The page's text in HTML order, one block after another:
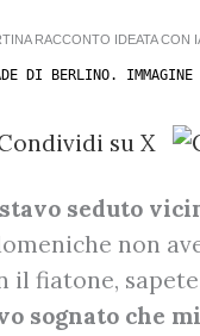
DI BERLINO.
seduto
non
il fiatone,
sognato che